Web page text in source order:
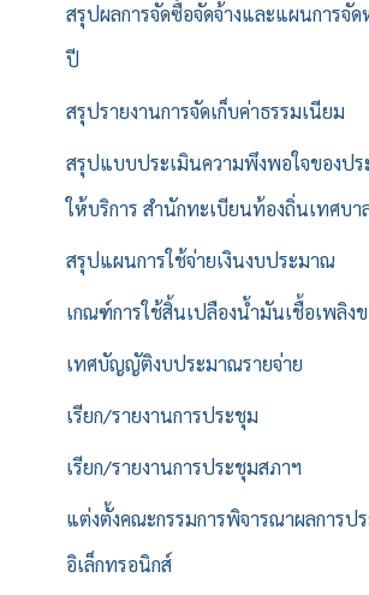
สรุปผลการจัดซื้อจัดจ้างและแผนการจั
ปี
สรุปรายงานการจัดเก็บค่าธรรมเนียม
สรุปแบบประเมินความพึงพอใจของปร
ให้บริการ สำนักทะเบียนท้องถิ่นเทศบา
สรุปแผนการใช้จ่ายเงินงบประมาณ
เกณฑ์การใช้สิ้นเปลืองน้ำมันเชื้อเพลิง
เทศบัญญัติงบประมาณรายจ่าย
เรียก/รายงานการประชุม
เรียก/รายงานการประชุมสภาฯ
แต่งตั้งคณะกรรมการพิจารณาผลการปร
อิเล็กทรอนิกส์